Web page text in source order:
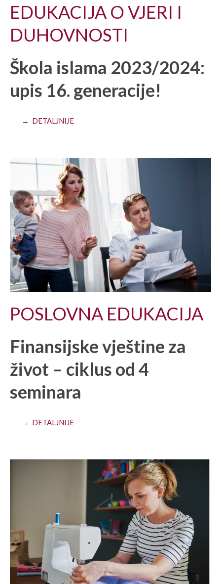
EDUKACIJA O VJERI I
DUHOVNOSTI
Škola islama 2023/2024:
upis 16. generacije!
→ DETALJNIJE
POSLOVNA EDUKACIJA
Finansijske vještine za
život – ciklus od 4
seminara
→ DETALJNIJE